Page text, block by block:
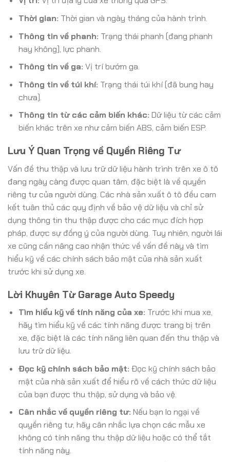
Thời gian: Thời gian và ngày tháng của hành trình.
Thông tin về phanh: Trạng thái phanh (đang phanh
hay không), lực phanh.
Thông tin về ga: Vị trí bướm ga.
Thông tin về túi khí: Trạng thái túi khí (đã bung hay
chưa).
Thông tin từ các cảm biến khác: Dữ liệu từ các cảm
biến khác trên xe như cảm biến ABS, cảm biến ESP.
Lưu Ý Quan Trọng về Quyền Riêng Tư
Vấn đề thu thập và lưu trữ dữ liệu hành trình trên xe ô tô
đang ngày càng được quan tâm, đặc biệt là về quyền
riêng tư của người dùng. Các nhà sản xuất ô tô đều cam
kết tuân thủ các quy định về bảo vệ dữ liệu và chỉ sử
dụng thông tin thu thập được cho các mục đích hợp
pháp, được sự đồng ý của người dùng. Tuy nhiên, người lái
xe cũng cần nâng cao nhận thức về vấn đề này và tìm
hiểu kỹ về các chính sách bảo mật của nhà sản xuất
trước khi sử dụng xe.
Lời Khuyên Từ Garage Auto Speedy
Tìm hiểu kỹ về tính năng của xe: Trước khi mua xe,
hãy tìm hiểu kỹ về các tính năng được trang bị trên
xe, đặc biệt là các tính năng liên quan đến thu thập và
lưu trữ dữ liệu.
Đọc kỹ chính sách bảo mật: Đọc kỹ chính sách bảo
mật của nhà sản xuất để hiểu rõ về cách thức dữ liệu
của bạn được thu thập, sử dụng và bảo vệ.
Cân nhắc về quyền riêng tư: Nếu bạn lo ngại về
quyền riêng tư, hãy cân nhắc lựa chọn các mẫu xe
không có tính năng thu thập dữ liệu hoặc có thể tắt
tính năng này.